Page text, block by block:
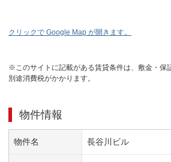
クリックで Google Map が開きます。
※このサイトに記載がある賃貸条件は、敷金・保
別途消費税がかかります。
物件情報
物件名 長谷川ビル